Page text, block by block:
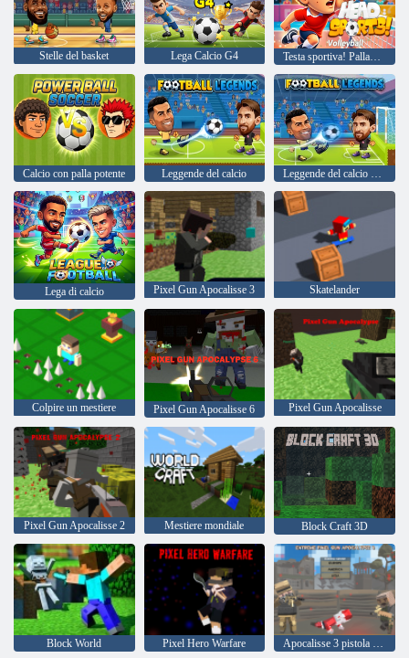
Stelle del basket Lega Calcio G4 Testa sportiva! Pallavolo
Calcio con palla potente Leggende del calcio Leggende del calcio 2026
Lega di calcio Pixel Gun Apocalisse 3 Skatelander
Colpire un mestiere Pixel Gun Apocalisse 6 Pixel Gun Apocalisse
Pixel Gun Apocalisse 2 Mestiere mondiale Block Craft 3D
Block World Pixel Hero Warfare Apocalisse 3 pistola pixel estrema